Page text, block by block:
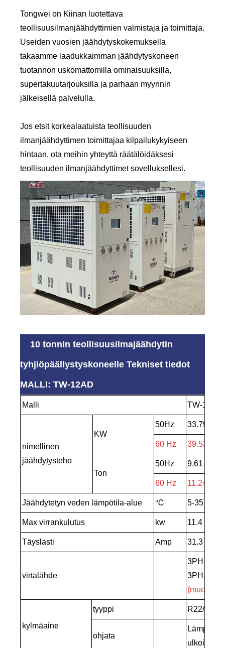
Tongwei on Kiinan luotettava
teollisuusilmanjäähdyttimien valmistaja ja toimittaja.
Useiden vuosien jäähdytyskokemuksella
takaamme laadukkaimman jäähdytyskoneen
tuotannon uskomattomilla ominaisuuksilla,
supertakuutarjouksilla ja parhaan myynnin
jälkeisellä palvelulla.
Jos etsit korkealaatuista teollisuuden
ilmanjäähdyttimen toimittajaa kilpailukykyiseen
hintaan, ota meihin yhteyttä räätälöidäksesi
teollisuuden ilmanjäähdyttimet sovelluksellesi.
10 tonnin teollisuusilmajäähdytin
tyhjiöpäällystyskoneelle Tekniset tiedot
MALLI: TW-12AD
Malli TW-12AD
nimellinen
jäähdytysteho
KW
50Hz 33.79
60 Hz 39.53
Ton
50Hz 9.61
60 Hz 11.24
Jäähdytetyn veden lämpötila-alue ℃ 5-35
Max virrankulutus kw 11.4
Täyslasti Amp 31.3
virtalähde
3PH-
3PH-220-
(muokattu)
kylmäaine
tyyppi R22/
ohjata
ulkoinen